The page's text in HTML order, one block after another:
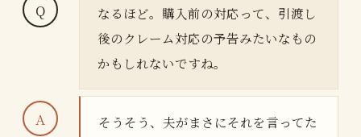
なるほど。購入前の対応って、引渡し
後のクレーム対応の予告みたいなもの
かもしれないですね。
そうそう、夫がまさにそれを言ってた